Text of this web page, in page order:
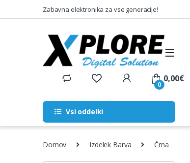
Skip to navigation
Skip to contentZabavna elektronika za vse generacije!
0
0,00€
Vsi oddelki
Domov Izdelek Barva Črna